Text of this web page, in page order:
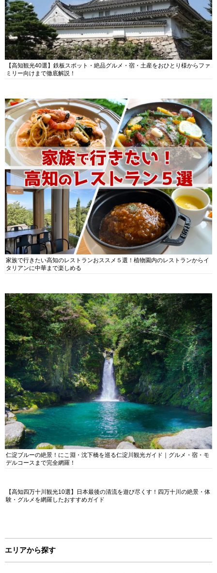
【高知観光40選】鉄板スポット・絶品グルメ・宿・土産をおひとり様からファ
ミリー向けまで徹底解説！
家族で行きたい高知のレストランおススメ５選！植物園内のレストランからイ
タリアンに中華まで楽しめる
仁淀ブルーの絶景！にこ淵・沈下橋を巡る仁淀川観光ガイド｜グルメ・宿・モ
デルコースまで完全網羅！
【高知四万十川観光10選】日本最後の清流を遊び尽くす！四万十川の絶景・体
験・グルメを網羅したおすすめガイド
エリアから探す